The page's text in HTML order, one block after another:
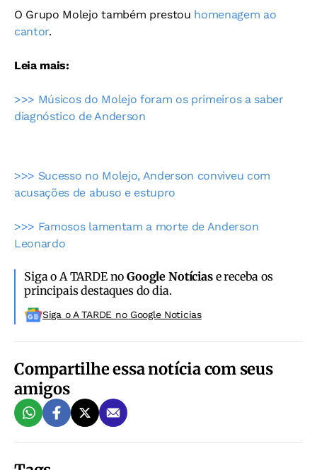
O Grupo Molejo também prestou homenagem ao
cantor.
Leia mais:
>>> Músicos do Molejo foram os primeiros a saber
diagnóstico de Anderson
>>> Sucesso no Molejo, Anderson conviveu com
acusações de abuso e estupro
>>> Famosos lamentam a morte de Anderson
Leonardo
Siga o A TARDE noGoogle Notíciase receba os
principais destaques do dia.
Siga o A TARDE no Google Noticias
Compartilhe essa notícia com seus
amigos